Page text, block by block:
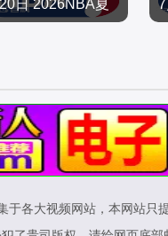
日 2026NBA夏
大陆
于各大视频网站，本网站